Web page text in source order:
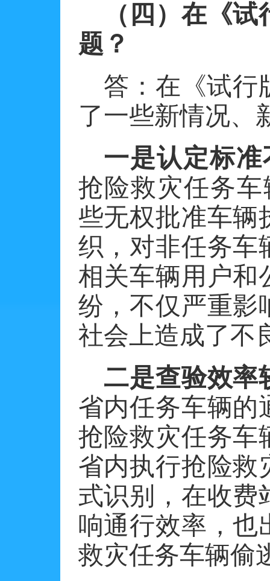
（四）在《
题？
答： 在《试行
了一些新情况、
一是认定标准
抢险救灾任务
些无权批准车辆
织，对非任务车
相关车辆用户和
纷，不仅严重影
社会上造成了不
二是查验效率
省内任务车辆的
抢险救灾任务车
省内执行抢险救
式识别，在收费
响通行效率，也
救灾任务车辆偷